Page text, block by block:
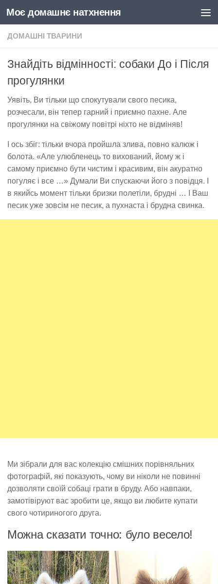
Skip to content
Моє домашнє натхнення
ДОМАШНІ ТВАРИНИ
Знайдіть відмінності: собаки До і Після
прогулянки
Уявіть, Ви тільки що спокутували свого песика,
розчесали, він тепер гарний і приємно пахне. Але
прогулянки на свіжому повітрі ніхто не відміняв!
І ось збіг: тільки вчора пройшла злива, повно калюж і
болота. «Але улюбленець то вихований, йому ж і
самому приємно бути чистим і красивим, він акуратно
погуляє і все …» Думали Ви спускаючи його з повідця. І
в якийсь момент тільки бризки полетіли, брудні … І Ваш
песик уже зовсім не песик, а пухнаста і брудна свинка.
Ми зібрали для вас колекцію смішних порівняльних
фотографій, які показують, чому ви ніколи не повинні
дозволяти своїй собаці грати в бруду. Або навпаки,
замотівіруют вас зробити це, якщо ви любите купати
свого чотириногого друга.
Можна сказати точно: було весело!